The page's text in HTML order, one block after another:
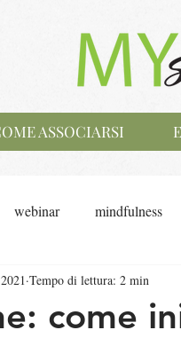
ASSOCIARSI
webinar mindfulness
come
Tempo di lettura: 2 min